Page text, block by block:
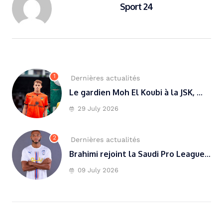
Sport 24
1 Dernières actualités
Le gardien Moh El Koubi à la JSK, ...
29 July 2026
2 Dernières actualités
Brahimi rejoint la Saudi Pro League...
09 July 2026